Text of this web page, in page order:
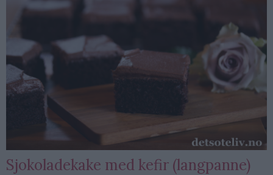
Sjokoladekake med kefir (langpanne)